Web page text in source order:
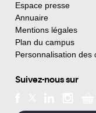
Espace presse
Annuaire
Mentions légales
Plan du campus
Personnalisation des
Suivez-nous sur